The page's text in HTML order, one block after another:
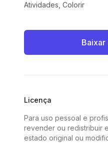
Atividades, Colorir
Baixar
Licença
Para uso pessoal e
revender ou redistribuir
estado original ou